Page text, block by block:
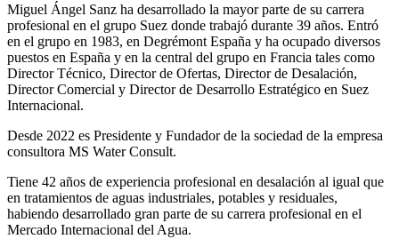
Miguel Ángel Sanz ha desarrollado la mayor parte de su carrera
profesional en el grupo Suez donde trabajó durante 39 años. Entró
en el grupo en 1983, en Degrémont España y ha ocupado diversos
puestos en España y en la central del grupo en Francia tales como
Director Técnico, Director de Ofertas, Director de Desalación,
Director Comercial y Director de Desarrollo Estratégico en Suez
Internacional.
Desde 2022 es Presidente y Fundador de la sociedad de la empresa
consultora MS Water Consult.
Tiene 42 años de experiencia profesional en desalación al igual que
en tratamientos de aguas industriales, potables y residuales,
habiendo desarrollado gran parte de su carrera profesional en el
Mercado Internacional del Agua.